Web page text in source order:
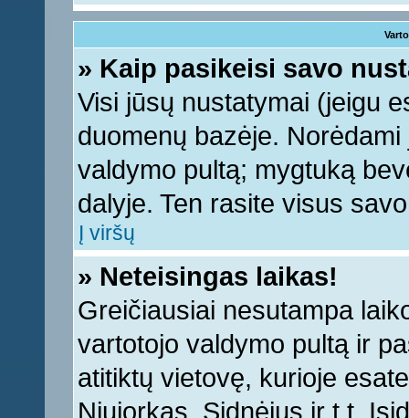
» Kaip pasikeisi savo
Visi jūsų nustatymai (jeigu
duomenų bazėje.
valdymo pultą; mygtuką
dalyje. Ten rasite visus
Į viršų
» Neteisingas laikas!
Greičiausiai nesutampa
vartotojo valdymo pultą ir
atitiktų vietovę, kurioje
Niujorkas, Sidnėjus ir t.t.